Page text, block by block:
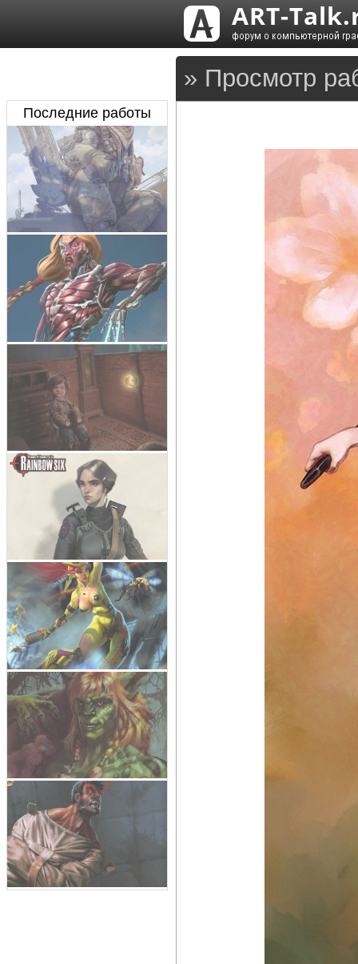
» Просмотр
Последние работы